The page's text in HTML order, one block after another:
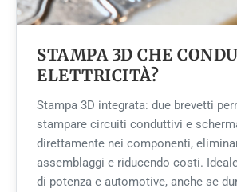
STAMPA 3D CHE
ELETTRICITÀ?
Stampa 3D integrata: due brevetti
stampare circuiti conduttivi e
direttamente nei componenti,
assemblaggi e riducendo costi.
di potenza e automotive, anche se